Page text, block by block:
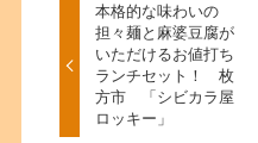
本格的な味わいの
担々麺と麻婆豆腐が
いただけるお値打ち
ランチセット！ 枚
方市 「シビカラ屋
ロッキー」